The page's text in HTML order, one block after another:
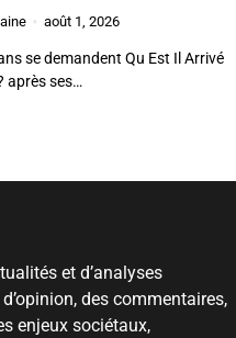
août 1, 2026
se demandent Qu Est Il Arrivé
après ses…
et d’analyses
des commentaires,
enjeux sociétaux,